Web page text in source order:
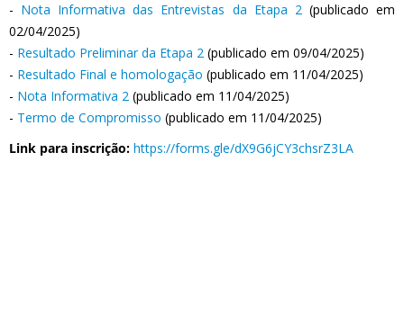
- Nota Informativa das Entrevistas da Etapa 2(publicado em
02/04/2025)
- Resultado Preliminar da Etapa 2 (publicado em 09/04/2025)
- Resultado Final e homologação (publicado em 11/04/2025)
- Nota Informativa 2 (publicado em 11/04/2025)
- Termo de Compromisso (publicado em 11/04/2025)
Link para inscrição: https://forms.gle/dX9G6jCY3chsrZ3LA